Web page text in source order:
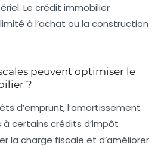
Le crédit immobilier
à l’achat ou la construction
peuvent optimiser le
?
d’emprunt, l’amortissement
certains crédits d’impôt
la charge fiscale et d’améliorer